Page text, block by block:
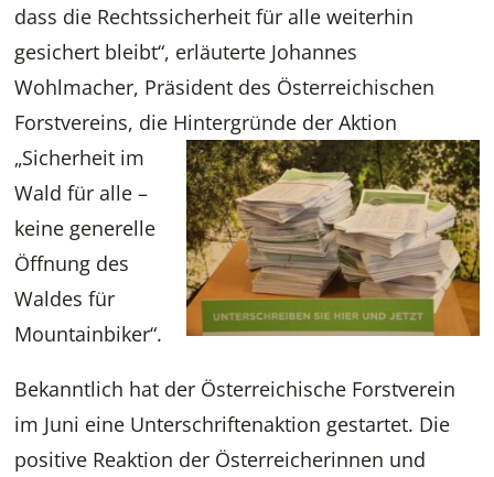
dass die Rechtssicherheit für alle weiterhin
gesichert bleibt“, erläuterte Johannes
Wohlmacher, Präsident des Österreichischen
Forstvereins, die Hintergründe der Aktion
„Sicherheit im
Wald für alle –
keine generelle
Öffnung des
Waldes für
Mountainbiker“.
Bekanntlich hat der Österreichische Forstverein
im Juni eine Unterschriftenaktion gestartet. Die
positive Reaktion der Österreicherinnen und